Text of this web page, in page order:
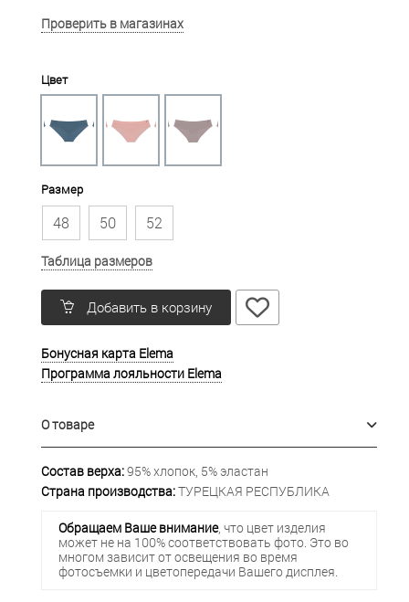
Проверить в магазинах
Цвет
Размер
48 50 52
Таблица размеров
Добавить в корзину
Бонусная карта Elema
Программа лояльности Elema
О товаре
Состав верха:95% хлопок, 5% эластан
Страна производства:ТУРЕЦКАЯ РЕСПУБЛИКА
Обращаем Ваше внимание, что цвет изделия
может не на 100% соответствовать фото. Это во
многом зависит от освещения во время
фотосъемки и цветопередачи Вашего дисплея.